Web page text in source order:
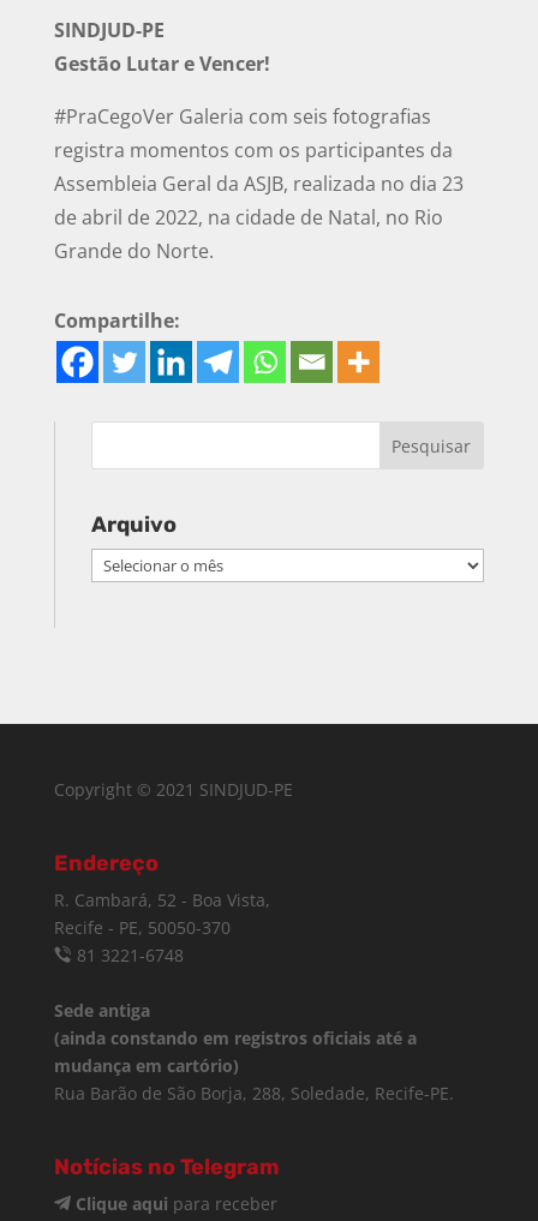
SINDJUD-PE
Gestão Lutar e Vencer!
#PraCegoVer Galeria com seis fotografias
registra momentos com os participantes da
Assembleia Geral da ASJB, realizada no dia 23
de abril de 2022, na cidade de Natal, no Rio
Grande do Norte.
Compartilhe:
Arquivo
Arquivo
Copyright © 2021 SINDJUD-PE
Endereço
R. Cambará, 52 - Boa Vista,
Recife - PE, 50050-370
81 3221-6748
Sede antiga
(ainda constando em registros oficiais até a
mudança em cartório)
Rua Barão de São Borja, 288, Soledade, Recife-PE.
Notícias no Telegram
Clique aqui para receber